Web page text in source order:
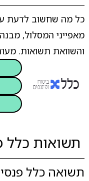
מאפייני המסלול,
והשוואת תשואות.
תשואות כלל